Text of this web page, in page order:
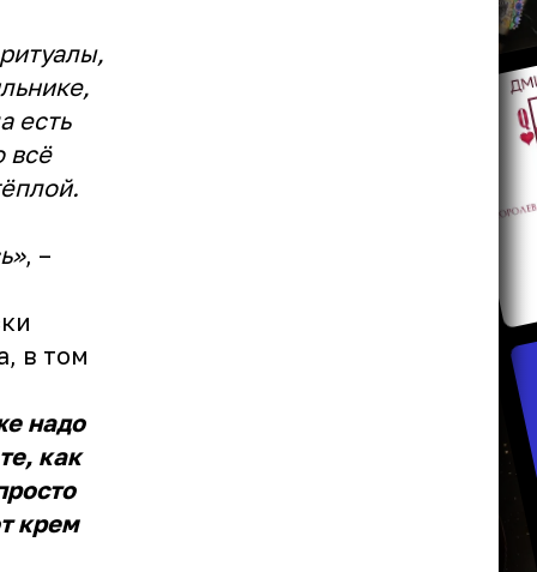
есть
всё
, –
в том
надо
как
крем